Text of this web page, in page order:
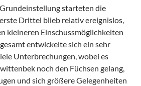
starteten die
erste Drittel blieb relativ ereignislos,
kleineren Einschussmöglichkeiten
entwickelte sich ein sehr
Unterbrechungen, wobei es
noch den Füchsen gelang,
und sich größere Gelegenheiten